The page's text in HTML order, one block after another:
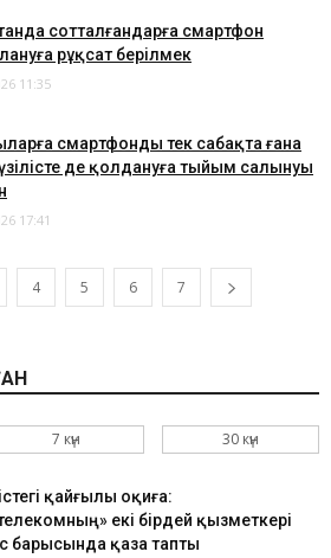
сотталғандарға смартфон
рұқсат берілмек
11:35
смартфонды тек сабақта ғана
де қолдануға тыйым салынуы
17:41
4 5 6 7
7 күн 30 күн
қайғылы оқиға:
екі бірдей қызметкері
барысында қаза тапты